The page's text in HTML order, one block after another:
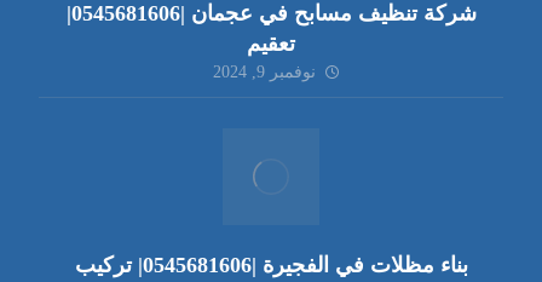
شركة تنظيف مسابح في عجمان |0545681606|
تعقيم
نوفمبر 9, 2024
بناء مظلات في الفجيرة |0545681606| تركيب